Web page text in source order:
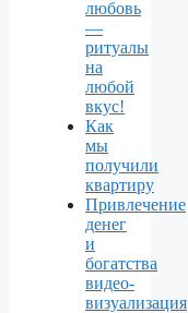
любовь
—
ритуалы
на
любой
вкус!
Как
мы
получили
квартиру
Привлечение
денег
и
богатства
видео-
визуализация